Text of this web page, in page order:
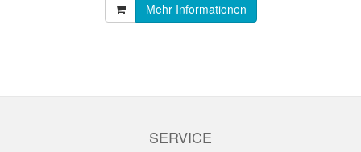
Mehr Informationen
SERVICE